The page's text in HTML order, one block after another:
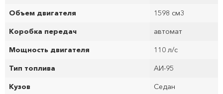
Объем двигателя 1598 см3
Коробка передач автомат
Мощность двигателя 110 л/с
Тип топлива АИ-95
Кузов Седан